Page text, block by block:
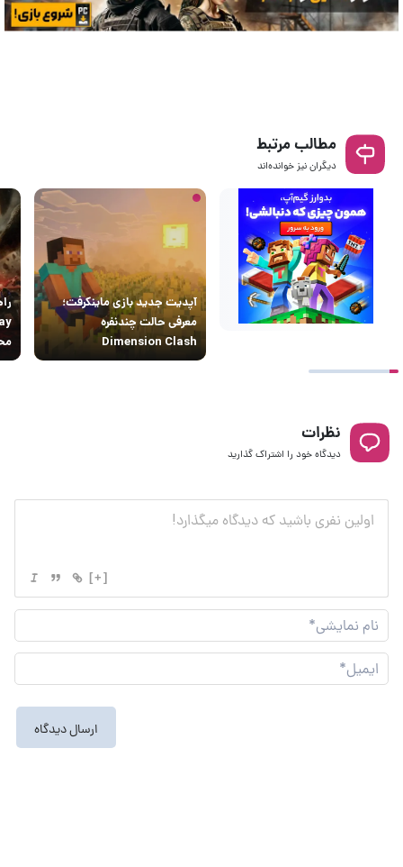
مطالب مرتبط
دیگران نیز خوانده‌اند
آپدیت جدید بازی ماینکرفت؛
معرفی حالت چندنفره
Dimension Clash
نظرات
دیدگاه خود را اشتراک گذارید
[+]
نام